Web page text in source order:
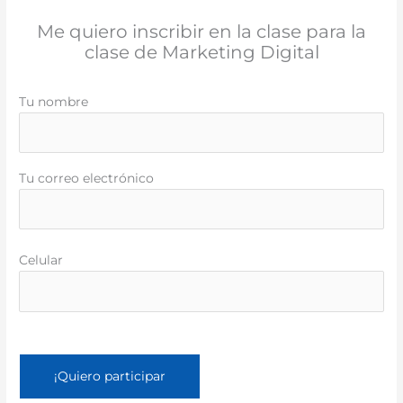
Me quiero inscribir en la clase para la
clase de Marketing Digital
Tu nombre
Tu correo electrónico
Celular